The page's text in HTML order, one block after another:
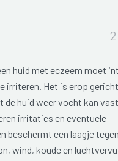
huid met eczeem moet
irriteren. Het is erop
de huid weer vocht kan
irritaties en eventuele
beschermt een laagje
wind, koude en